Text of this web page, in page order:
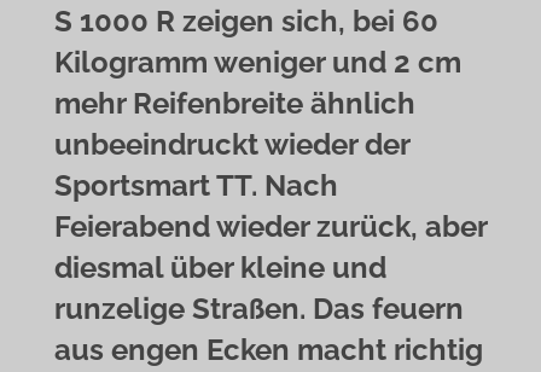
S 1000 R zeigen sich, bei 60
Kilogramm weniger und 2 cm
mehr Reifenbreite ähnlich
unbeeindruckt wieder der
Sportsmart TT. Nach
Feierabend wieder zurück, aber
diesmal über kleine und
runzelige Straßen. Das feuern
aus engen Ecken macht richtig